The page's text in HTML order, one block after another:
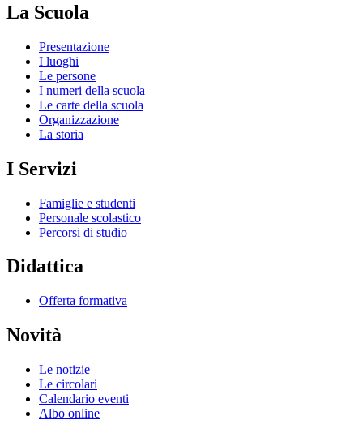
La Scuola
Presentazione
I luoghi
Le persone
I numeri della scuola
Le carte della scuola
Organizzazione
La storia
I Servizi
Famiglie e studenti
Personale scolastico
Percorsi di studio
Didattica
Offerta formativa
Novità
Le notizie
Le circolari
Calendario eventi
Albo online